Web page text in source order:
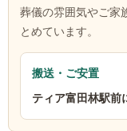
葬儀の雰囲気やご家
とめています。
搬送・ご安置
ティア富田林駅前